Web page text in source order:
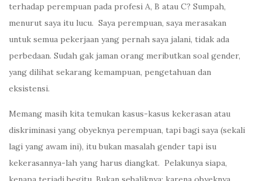
terhadap perempuan pada profesi A, B atau C? Sumpah,
menurut saya itu lucu. Saya perempuan, saya merasakan
untuk semua pekerjaan yang pernah saya jalani, tidak ada
perbedaan. Sudah gak jaman orang meributkan soal gender,
yang dilihat sekarang kemampuan, pengetahuan dan
eksistensi.
Memang masih kita temukan kasus-kasus kekerasan atau
diskriminasi yang obyeknya perempuan, tapi bagi saya (sekali
lagi yang awam ini), itu bukan masalah gender tapi isu
kekerasannya-lah yang harus diangkat. Pelakunya siapa,